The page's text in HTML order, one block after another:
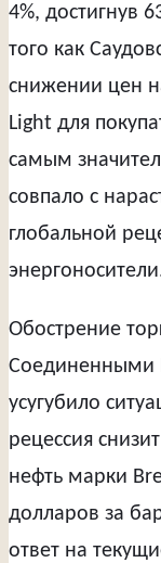
4%, достигнув
того как
снижении цен
Light для
самым
совпало с
глобальной
Обострение
Соединенными
усугубило
рецессия
нефть марки
долларов за
ответ на